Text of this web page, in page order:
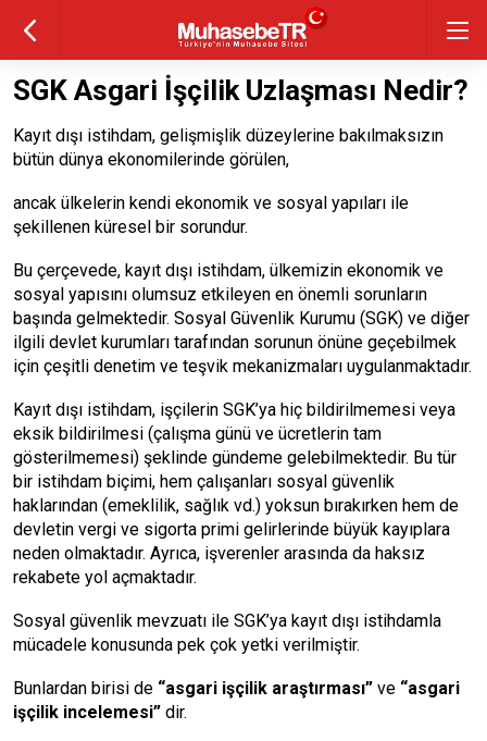
SGK Asgari İşçilik Uzlaşması Nedir?
Kayıt dışı istihdam, gelişmişlik düzeylerine bakılmaksızın
bütün dünya ekonomilerinde görülen,
ancak ülkelerin kendi ekonomik ve sosyal yapıları ile
şekillenen küresel bir sorundur.
Bu çerçevede, kayıt dışı istihdam, ülkemizin ekonomik ve
sosyal yapısını olumsuz etkileyen en önemli sorunların
başında gelmektedir. Sosyal Güvenlik Kurumu (SGK) ve diğer
ilgili devlet kurumları tarafından sorunun önüne geçebilmek
için çeşitli denetim ve teşvik mekanizmaları uygulanmaktadır.
Kayıt dışı istihdam, işçilerin SGK’ya hiç bildirilmemesi veya
eksik bildirilmesi (çalışma günü ve ücretlerin tam
gösterilmemesi) şeklinde gündeme gelebilmektedir. Bu tür
bir istihdam biçimi, hem çalışanları sosyal güvenlik
haklarından (emeklilik, sağlık vd.) yoksun bırakırken hem de
devletin vergi ve sigorta primi gelirlerinde büyük kayıplara
neden olmaktadır. Ayrıca, işverenler arasında da haksız
rekabete yol açmaktadır.
Sosyal güvenlik mevzuatı ile SGK’ya kayıt dışı istihdamla
mücadele konusunda pek çok yetki verilmiştir.
Bunlardan birisi de “asgari işçilik araştırması” ve “asgari
işçilik incelemesi” dir.